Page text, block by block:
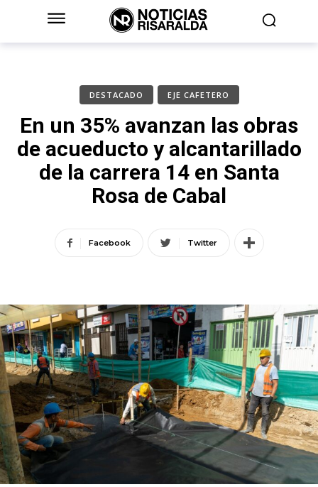
DESTACADO EJE CAFETERO
En un 35% avanzan las obras
de acueducto y alcantarillado
de la carrera 14 en Santa
Rosa de Cabal
Facebook Twitter